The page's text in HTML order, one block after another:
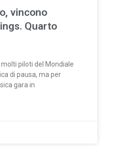
vincono
Quarto
piloti del Mondiale
di pausa, ma per
gara in